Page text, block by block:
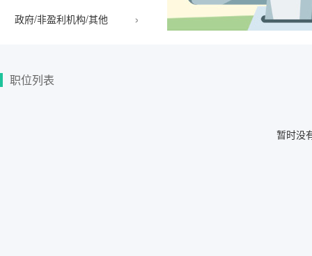
政府/非盈利机构/其他 ›
职位列表
暂时没